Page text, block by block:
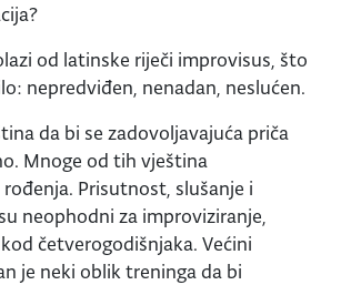
od latinske riječi improvisus, što
nepredviđen, nenadan, neslućen.
da bi se zadovoljavajuća priča
Mnoge od tih vještina
Prisutnost, slušanje i
neophodni za improviziranje,
četverogodišnjaka. Većini
je neki oblik treninga da bi